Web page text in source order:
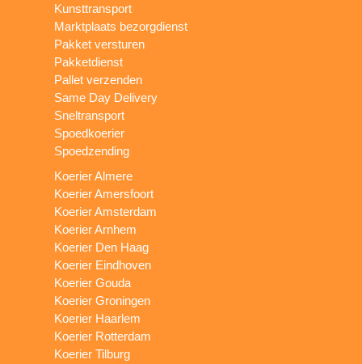
Kunsttransport
Marktplaats bezorgdienst
Pakket versturen
Pakketdienst
Pallet verzenden
Same Day Delivery
Sneltransport
Spoedkoerier
Spoedzending
Koerier Almere
Koerier Amersfoort
Koerier Amsterdam
Koerier Arnhem
Koerier Den Haag
Koerier Eindhoven
Koerier Gouda
Koerier Groningen
Koerier Haarlem
Koerier Rotterdam
Koerier Tilburg